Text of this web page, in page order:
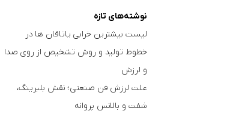
نوشته‌های تازه
لیست بیشترین خرابی‌ یاتاقان ها در
خطوط تولید و روش تشخیص از روی صدا
و لرزش
علت لرزش فن صنعتی؛ نقش بلبرینگ،
شفت و بالانس پروانه